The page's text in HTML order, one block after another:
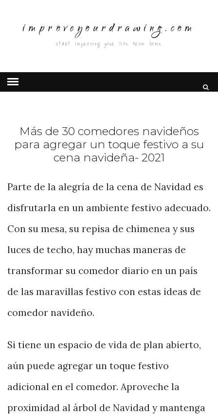
improveyourdrawing.com
start improving your life from home
Más de 30 comedores navideños
para agregar un toque festivo a su
cena navideña- 2021
Parte de la alegría de la cena de Navidad es
disfrutarla en un ambiente festivo adecuado.
Con su mesa, su repisa de chimenea y sus
luces de techo, hay muchas maneras de
transformar su comedor diario en un país
de las maravillas festivo con estas ideas de
comedor navideño.
Si tiene un espacio de vida de plan abierto,
aún puede agregar un toque festivo
adicional en el comedor. Aproveche la
proximidad al árbol de Navidad y mantenga